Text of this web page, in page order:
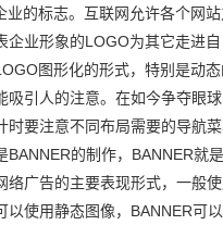
业的标志。互联网允许各个网
企业形象的LOGO为其它走进
图形化的形式，特别是动
吸引人的注意。在如今争夺眼
时要注意不同布局需要的导航
BANNER的制作，BANNER就
络广告的主要表现形式，一般
以使用静态图像，BANNER可